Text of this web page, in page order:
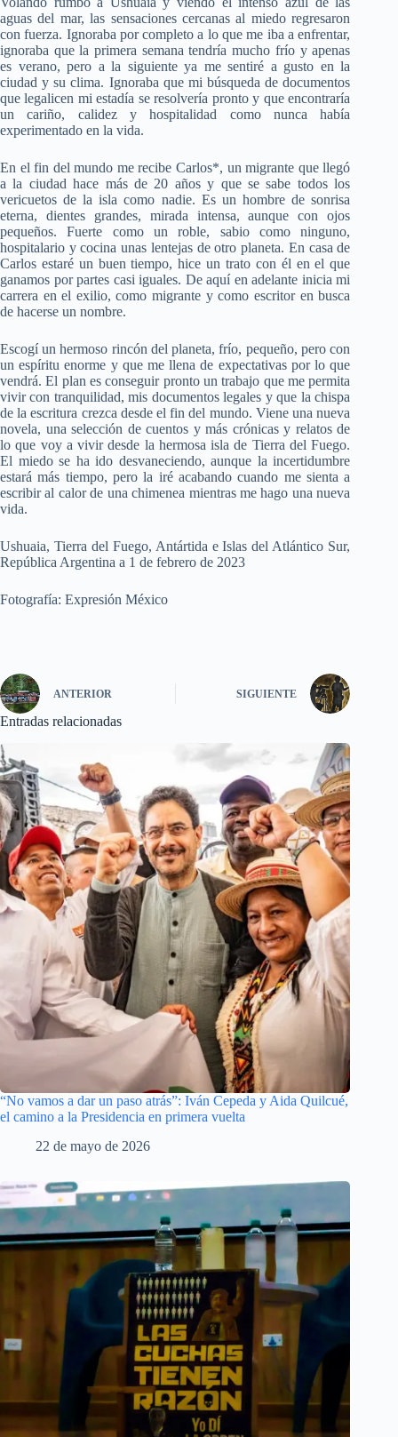
aguas del mar, las sensaciones cercanas al miedo regresaron
con fuerza. Ignoraba por completo a lo que me iba a enfrentar,
ignoraba que la primera semana tendría mucho frío y apenas
es verano, pero a la siguiente ya me sentiré a gusto en la
ciudad y su clima. Ignoraba que mi búsqueda de documentos
que legalicen mi estadía se resolvería pronto y que encontraría
un cariño, calidez y hospitalidad como nunca había
experimentado en la vida.
En el fin del mundo me recibe Carlos*, un migrante que llegó
a la ciudad hace más de 20 años y que se sabe todos los
vericuetos de la isla como nadie. Es un hombre de sonrisa
eterna, dientes grandes, mirada intensa, aunque con ojos
pequeños. Fuerte como un roble, sabio como ninguno,
hospitalario y cocina unas lentejas de otro planeta. En casa de
Carlos estaré un buen tiempo, hice un trato con él en el que
ganamos por partes casi iguales. De aquí en adelante inicia mi
carrera en el exilio, como migrante y como escritor en busca
de hacerse un nombre.
Escogí un hermoso rincón del planeta, frío, pequeño, pero con
un espíritu enorme y que me llena de expectativas por lo que
vendrá. El plan es conseguir pronto un trabajo que me permita
vivir con tranquilidad, mis documentos legales y que la chispa
de la escritura crezca desde el fin del mundo. Viene una nueva
novela, una selección de cuentos y más crónicas y relatos de
lo que voy a vivir desde la hermosa isla de Tierra del Fuego.
El miedo se ha ido desvaneciendo, aunque la incertidumbre
estará más tiempo, pero la iré acabando cuando me sienta a
escribir al calor de una chimenea mientras me hago una nueva
vida.
Ushuaia, Tierra del Fuego, Antártida e Islas del Atlántico Sur,
República Argentina a 1 de febrero de 2023
Fotografía: Expresión México
ANTERIOR SIGUIENTE
Entradas relacionadas
“No vamos a dar un paso atrás”: Iván Cepeda y Aida Quilcué,
el camino a la Presidencia en primera vuelta
22 de mayo de 2026